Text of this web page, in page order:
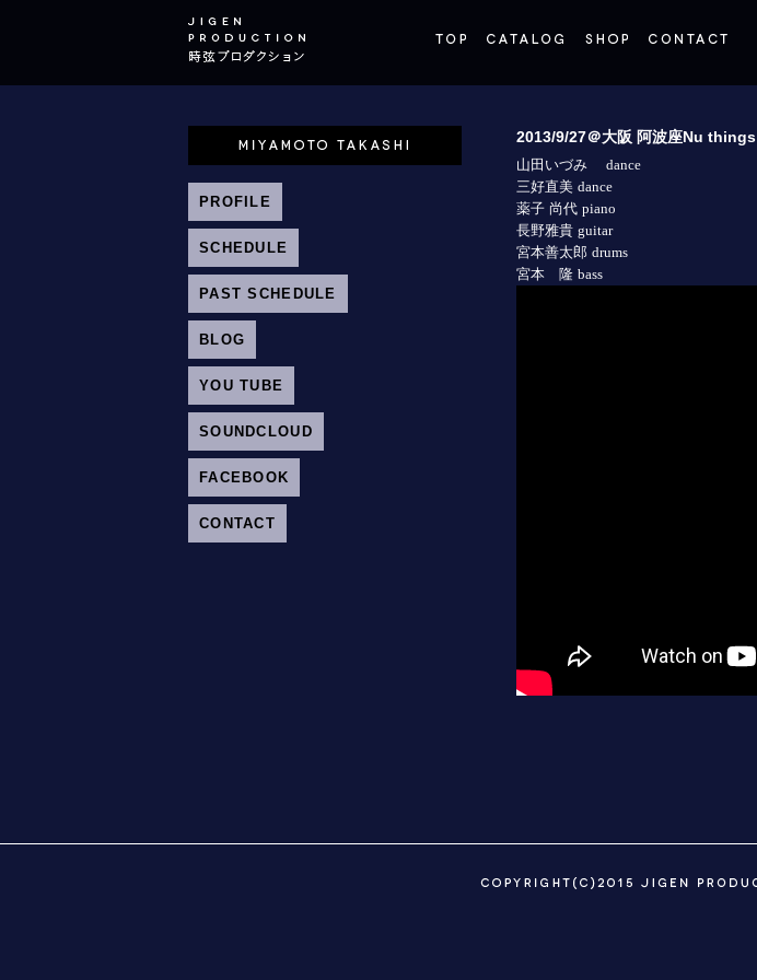
PROFILE
SCHEDULE
PAST SCHEDULE
BLOG
YOU TUBE
SOUNDCLOUD
FACEBOOK
CONTACT
2013/9/27＠大阪 阿波座Nu things
山田いづみ dance
三好直美 dance
薬子 尚代 piano
長野雅貴 guitar
宮本善太郎 drums
宮本 隆 bass